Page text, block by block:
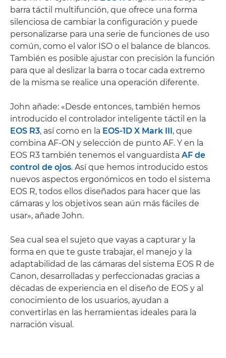
barra táctil multifunción, que ofrece una forma
silenciosa de cambiar la configuración y puede
personalizarse para una serie de funciones de uso
común, como el valor ISO o el balance de blancos.
También es posible ajustar con precisión la función
para que al deslizar la barra o tocar cada extremo
de la misma se realice una operación diferente.
John añade: «Desde entonces, también hemos
introducido el controlador inteligente táctil en la
EOS R3, así como en la EOS-1D X Mark III, que
combina AF-ON y selección de punto AF. Y en la
EOS R3 también tenemos el vanguardista AF de
control de ojos. Así que hemos introducido estos
nuevos aspectos ergonómicos en todo el sistema
EOS R, todos ellos diseñados para hacer que las
cámaras y los objetivos sean aún más fáciles de
usar», añade John.
Sea cual sea el sujeto que vayas a capturar y la
forma en que te guste trabajar, el manejo y la
adaptabilidad de las cámaras del sistema EOS R de
Canon, desarrolladas y perfeccionadas gracias a
décadas de experiencia en el diseño de EOS y al
conocimiento de los usuarios, ayudan a
convertirlas en las herramientas ideales para la
narración visual.